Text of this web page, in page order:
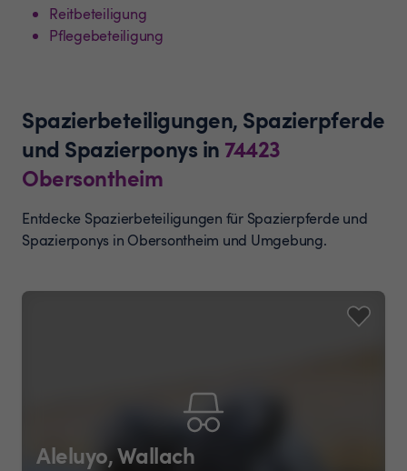
Reitbeteiligung
Pflegebeteiligung
Spazierbeteiligungen, Spazierpferde
und Spazierponys in 74423
Obersontheim
Entdecke Spazierbeteiligungen für Spazierpferde und
Spazierponys in Obersontheim und Umgebung.
Aleluyo, Wallach